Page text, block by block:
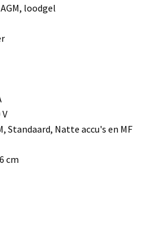
loodgel
Standaard, Natte accu's en MF
cm